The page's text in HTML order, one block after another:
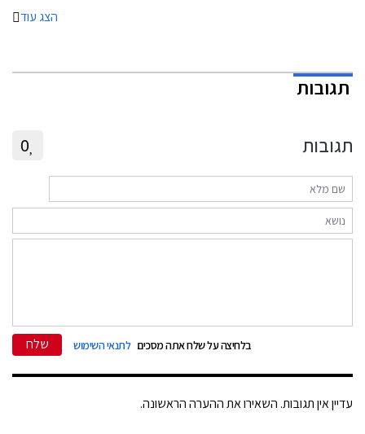
הצג עוד
תגובות
תגובות 0
בלחיצה על שלח אתה מסכים לתנאי השימוש שלח
עדיין אין תגובות. השאירו את ההערה הראשונה.